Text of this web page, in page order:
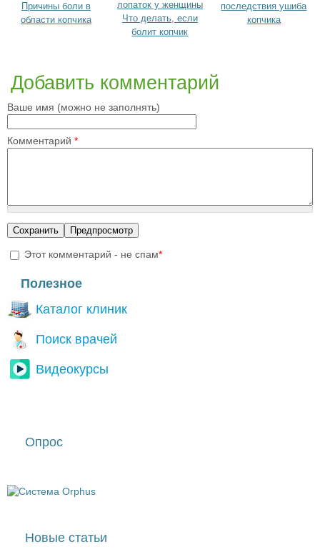
Причины боли в
области копчика
Что делать, если
болит копчик
последствия ушиба
копчика
Добавить комментарий
Ваше имя (можно не заполнять)
Комментарий *
Этот комментарий - не спам*
Полезное
Каталог клиник
Поиск врачей
Видеокурсы
Опрос
Новые статьи